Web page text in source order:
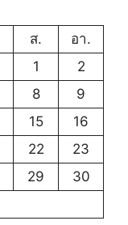
ส.
อา.
1
2
8
9
15
16
22
23
29
30